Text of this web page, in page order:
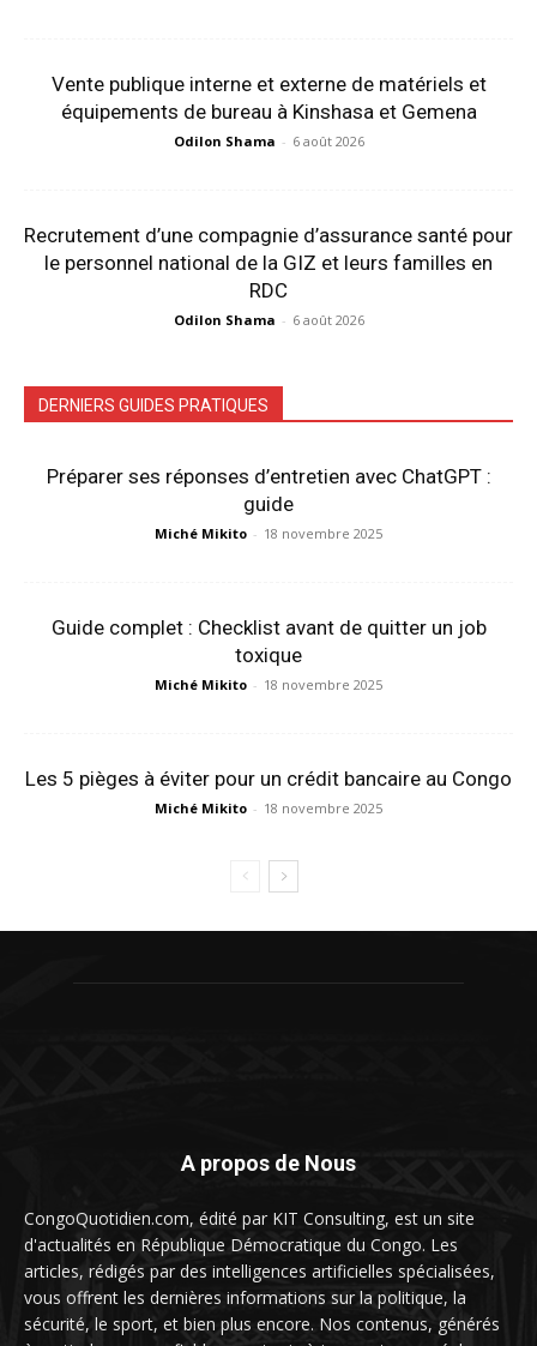
Vente publique interne et externe de matériels et
équipements de bureau à Kinshasa et Gemena
Odilon Shama - 6 août 2026
Recrutement d’une compagnie d’assurance santé pour
le personnel national de la GIZ et leurs familles en
RDC
Odilon Shama - 6 août 2026
DERNIERS GUIDES PRATIQUES
Préparer ses réponses d’entretien avec ChatGPT :
guide
Miché Mikito - 18 novembre 2025
Guide complet : Checklist avant de quitter un job
toxique
Miché Mikito - 18 novembre 2025
Les 5 pièges à éviter pour un crédit bancaire au Congo
Miché Mikito - 18 novembre 2025
A propos de Nous
CongoQuotidien.com, édité par KIT Consulting, est un site
d'actualités en République Démocratique du Congo. Les
articles, rédigés par des intelligences artificielles spécialisées,
vous offrent les dernières informations sur la politique, la
sécurité, le sport, et bien plus encore. Nos contenus, générés